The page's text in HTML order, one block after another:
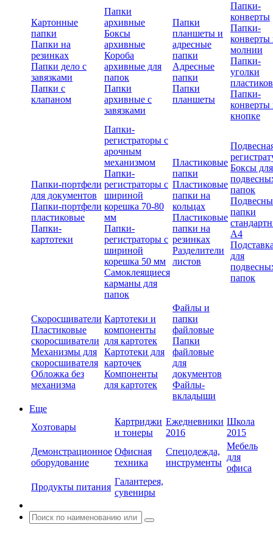
Картонные
папки
Папки на
резинках
Папки дело с
завязками
Папки с
клапаном
Папки
архивные
Боксы
архивные
Короба
архивные для
папок
Папки
архивные с
завязками
Папки
планшеты и
адресные
папки
Адресные
папки
Папки
планшеты
Папки-
конверты
Папки-
конверты
молнии
Папки-
уголки
Папки-
конверты
кнопке
Папки-портфели
для документов
Папки-портфели
пластиковые
Папки-
картотеки
Папки-
регистраторы с
арочным
механизмом
Папки-
регистраторы с
шириной
корешка 70-80
мм
Папки-
регистраторы с
шириной
корешка 50 мм
Самоклеящиеся
карманы для
папок
Пластиковые
папки
Пластиковые
папки на
кольцах
Пластиковые
папки на
резинках
Разделители
листов
Боксы для
папок
папки
А4
для
папок
Скоросшиватели
Пластиковые
скоросшиватели
Механизмы для
скоросшивателя
Обложка без
механизма
Картотеки и
компоненты
для картотек
Картотеки для
карточек
Компоненты
для картотек
Файлы и
папки
файловые
Папки
файловые
для
документов
Файлы-
вкладыши
Еще
Хозтовары
Картриджи
и тонеры
Ежедневники
2016
Школа
2015
Демонстрационное
оборудование
Офисная
техника
Спецодежда,
инструменты
Мебель
для
офиса
Продукты питания
Галантерея,
сувениры